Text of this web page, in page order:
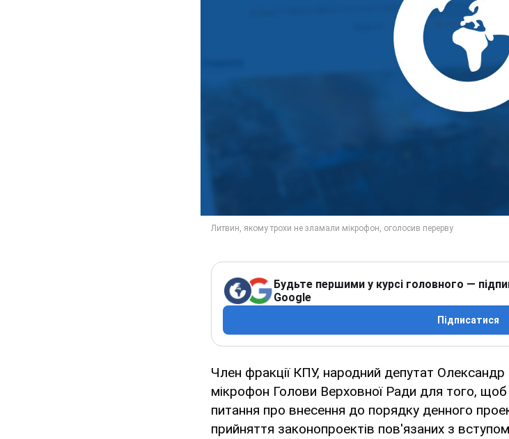
Будьте першими у курсі головного —
Google
Підписатися
Член фракції КПУ, народний депутат
мікрофон Голови Верховної Ради для того, щоб
питання про внесення до порядку денного
прийняття законопроектів пов'язаних з